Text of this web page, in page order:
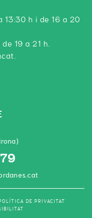
13:30 h i de 16 a 20
19 a 21 h.
DE PRIVACITAT